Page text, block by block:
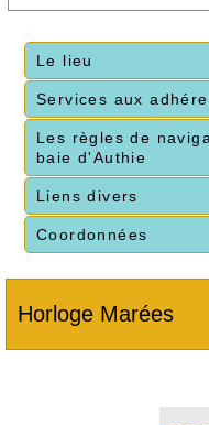
Le lieu
Services aux
Les règles de
baie d'Authie
Liens divers
Coordonnées
Horloge Marées